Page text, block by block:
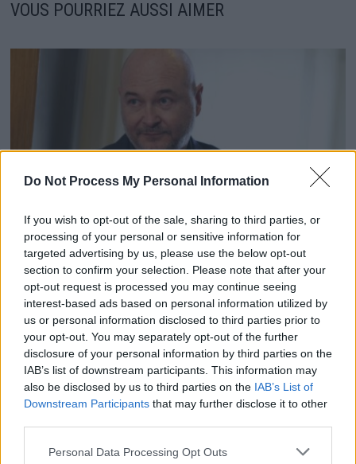
Do Not Process My Personal Information
If you wish to opt-out of the sale, sharing to third parties, or
processing of your personal or sensitive information for
targeted advertising by us, please use the below opt-out
section to confirm your selection. Please note that after your
opt-out request is processed you may continue seeing
interest-based ads based on personal information utilized by
us or personal information disclosed to third parties prior to
your opt-out. You may separately opt-out of the further
disclosure of your personal information by third parties on the
IAB’s list of downstream participants. This information may
also be disclosed by us to third parties on the IAB’s List of
Downstream Participants that may further disclose it to other
Personal Data Processing Opt Outs
VOUS POURRIEZ AUSSI AIMER
Sébastien Cauet placé en garde à vue
23 mai 2024